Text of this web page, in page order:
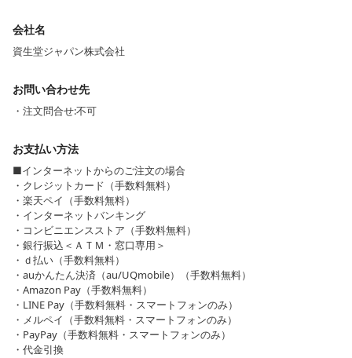
会社名
資生堂ジャパン株式会社
お問い合わせ先
・注文問合せ:不可
お支払い方法
■インターネットからのご注文の場合
・クレジットカード（手数料無料）
・楽天ペイ（手数料無料）
・インターネットバンキング
・コンビニエンスストア（手数料無料）
・銀行振込＜ＡＴＭ・窓口専用＞
・ｄ払い（手数料無料）
・auかんたん決済（au/UQmobile）（手数料無料）
・Amazon Pay（手数料無料）
・LINE Pay（手数料無料・スマートフォンのみ）
・メルペイ（手数料無料・スマートフォンのみ）
・PayPay（手数料無料・スマートフォンのみ）
・代金引換